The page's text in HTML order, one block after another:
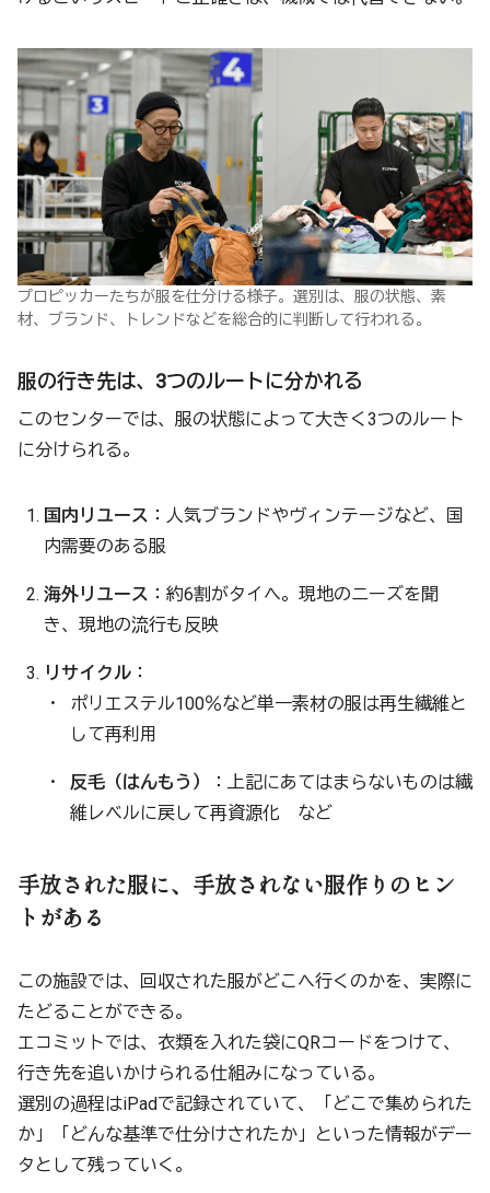
プロピッカーたちが服を仕分ける様子。選別は、服の状態、素
材、ブランド、トレンドなどを総合的に判断して行われる。
服の行き先は、3つのルートに分かれる
このセンターでは、服の状態によって大きく3つのルート
に分けられる。
国内リユース ：人気ブランドやヴィンテージなど、国
内需要のある服
海外リユース ：約6割がタイへ。現地のニーズを聞
き、現地の流行も反映
リサイクル ：
ポリエステル100％など単一素材の服は再生繊維と
して再利用
反毛（はんもう）
：上記にあてはまらないものは繊
維レベルに戻して再資源化 など
手放された服に、手放されない服作りのヒン
トがある
この施設では、回収された服がどこへ行くのかを、実際に
たどることができる。
エコミットでは、衣類を入れた袋にQRコードをつけて、
行き先を追いかけられる仕組みになっている。
選別の過程はiPadで記録されていて、「どこで集められた
か」「どんな基準で仕分けされたか」といった情報がデー
タとして残っていく。